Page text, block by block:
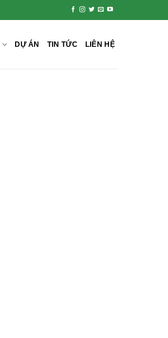
DỰ ÁN TIN TỨC LIÊN HỆ